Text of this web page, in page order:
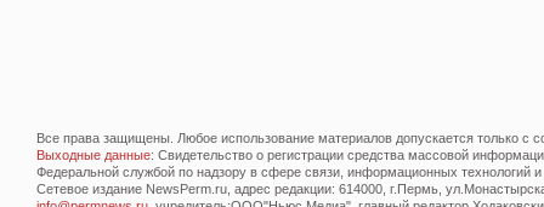
Все права защищены. Любое использование материалов допускается только с
Выходные данные: Свидетельство о регистрации средства массовой
Федеральной службой по надзору в сфере связи, информационных технологий
Сетевое издание NewsPerm.ru, адрес редакции: 614000, г.Пермь,